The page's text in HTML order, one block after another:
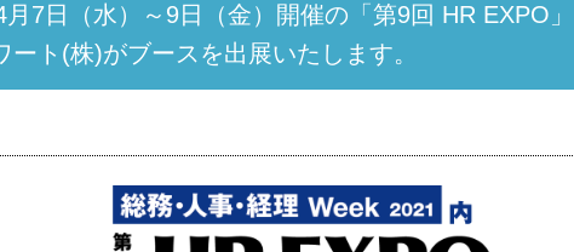
月7日（水）～9日（金）開催の「第9回 HR EXPO
ート(株)がブースを出展いたします。